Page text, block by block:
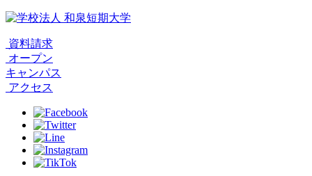
資料請求
オープン
キャンパス
アクセス